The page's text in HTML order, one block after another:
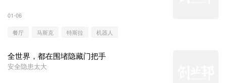
01-06
餐厅 马斯克 特斯拉 机器人
全世界，都在围堵隐藏门把手
安全隐患太大